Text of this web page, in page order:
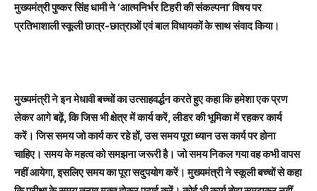
मुख्यमंत्री पुष्कर सिंह धामी ने ‘आत्मनिर्भर टिहरी की संकल्पना’ विषय पर
प्रतिभाशाली स्कूली छात्र-छात्राओं एवं बाल विधायकों के साथ संवाद किया।
मुख्यमंत्री ने इन मेधावी बच्चों का उत्साहवर्द्धन करते हुए कहा कि हमेशा एक प्रण
लेकर आगे बढ़ें, कि जिस भी क्षेत्र में कार्य करें, लीडर की भूमिका में रहकर कार्य
करें। जिस समय जो कार्य कर रहे हों, उस समय पूरा ध्यान उस कार्य पर होना
चाहिए। समय के महत्व को समझना जरूरी है। जो समय निकल गया वह कभी वापस
नहीं आयेगा, इसलिए समय का पूरा सदुपयोग करें। मुख्यमंत्री ने स्कूली बच्चों से कहा